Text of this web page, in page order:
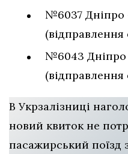
№6037 Дніпро
(відправлення
№6043 Дніпро
(відправлення
В Укрзалізниці
новий квиток не
пасажирський